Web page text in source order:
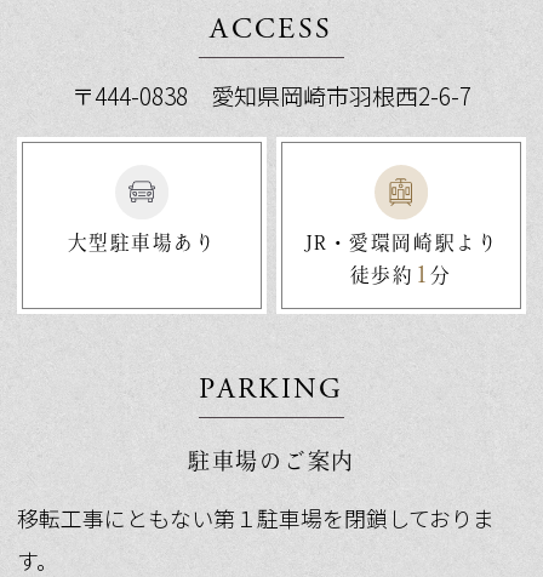
には新設の乗入れ口をご利用ください。ま
た工事日程により今後も通行止め期間が発
生いたします。ご不便をお掛けしますが、
何卒ご理解ご了承願います。
（通行止め期間）3/18（木）～3/26（木）
いずれも9：00～17：00（予定）
2026.01.31
【工事のお知らせ】2/2（月）～2/6（金）
の間、第３駐車場の乗入れ新設工事のため
一部（奥側5台分）使用不可となります。
ご不便をお掛けいたしますが、ご理解ご協
ACCESS
〒444-0838 愛知県岡崎市羽根西2-6-7
大型駐車場あり
JR・愛環岡崎駅より
徒歩約 1分
PARKING
駐車場のご案内
移転工事にともない第１駐車場を閉鎖しておりま
す。